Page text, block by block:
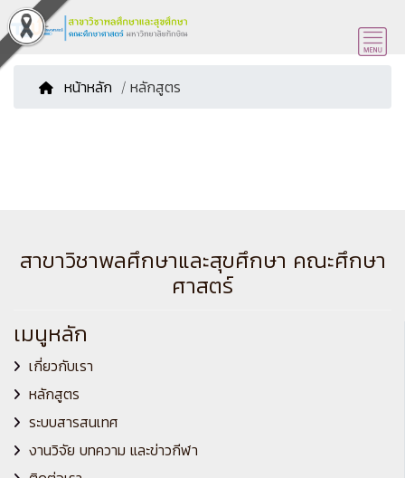
หน้าหลัก / หลักสูตร
สาขาวิชาพลศึกษาและสุขศึกษา คณะศึกษา
ศาสตร์
เมนูหลัก
เกี่ยวกับเรา
หลักสูตร
ระบบสารสนเทศ
งานวิจัย บทความ และข่าวกีฬา